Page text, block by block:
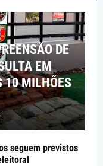
DE
EM
10 MILHÕES
seguem previstos